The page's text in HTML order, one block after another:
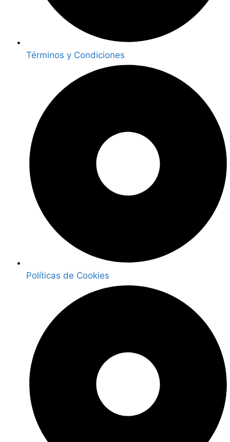
Términos y Condiciones
Políticas de Cookies